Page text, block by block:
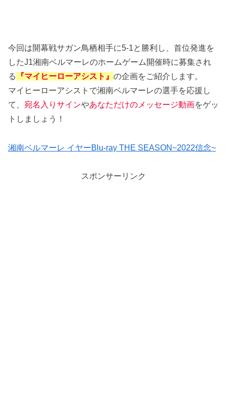
今回は開幕戦サガン鳥栖相手に5-1と勝利し、首位発進を
したJ1湘南ベルマーレのホームゲーム開催時に募集され
る
『マイヒーローアシスト』 の企画をご紹介します。
マイヒーローアシストで湘南ベルマーレの選手を応援し
て、 宛名入りサインやあなただけのメッセージ動画をゲッ
トしましょう！
湘南ベルマーレ イヤーBlu-ray THE SEASON~2022信念~
スポンサーリンク